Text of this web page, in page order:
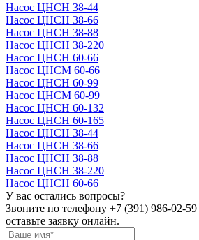
Насос ЦНСН 38-44
Насос ЦНСН 38-66
Насос ЦНСН 38-88
Насос ЦНСН 38-220
Насос ЦНСН 60-66
Насос ЦНСМ 60-66
Насос ЦНСН 60-99
Насос ЦНСМ 60-99
Насос ЦНСН 60-132
Насос ЦНСН 60-165
Насос ЦНСН 38-44
Насос ЦНСН 38-66
Насос ЦНСН 38-88
Насос ЦНСН 38-220
Насос ЦНСН 60-66
У вас остались вопросы?
Звоните по телефону +7 (391) 986-02-59
оставьте заявку онлайн.